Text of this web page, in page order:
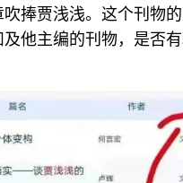
捧贾浅浅。这个刊物的
他主编的刊物，是否